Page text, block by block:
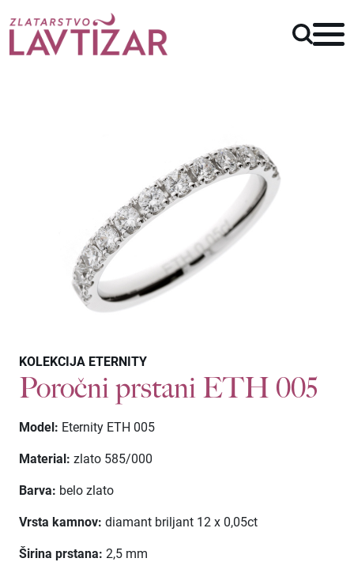
KOLEKCIJA ETERNITY
Poročni prstani ETH 005
Model: Eternity ETH 005
Material: zlato 585/000
Barva: belo zlato
Vrsta kamnov: diamant briljant 12 x 0,05ct
Širina prstana: 2,5 mm